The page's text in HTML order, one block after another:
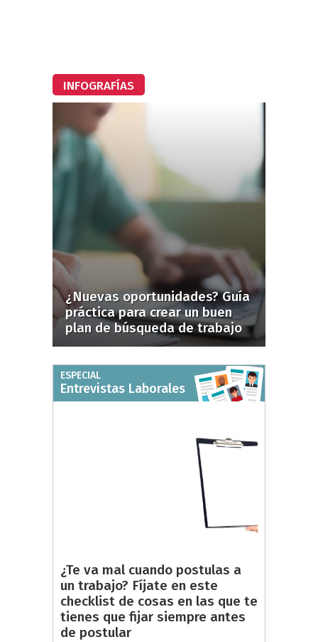
INFOGRAFÍAS
¿Nuevas oportunidades? Guía
práctica para crear un buen
plan de búsqueda de trabajo
ESPECIAL
Entrevistas Laborales
¿Te va mal cuando postulas a
un trabajo? Fíjate en este
checklist de cosas en las que te
tienes que fijar siempre antes
de postular